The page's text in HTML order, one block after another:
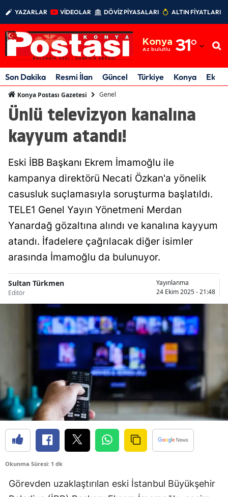
YAZARLAR VİDEOLAR DÖVİZ PİYASALARI ALTIN FİYATLARI
Konya
Az bulutlu 31°
Adıyaman
Afyonkarahisar
Amasya
Artvin
Aydın
Bilecik
Bingöl
Bitlis
Bolu
Burdur
Bursa
Çanakkale
Çorum
Denizli
Diyarbakır
Elazığ
Son Dakika Resmi İlan Güncel Türkiye Konya
Konya Postası Gazetesi Genel
Ünlü televizyon kanalına
kayyum atandı!
Eski İBB Başkanı Ekrem İmamoğlu ile
kampanya direktörü Necati Özkan'a yönelik
casusluk suçlamasıyla soruşturma başlatıldı.
TELE1 Genel Yayın Yönetmeni Merdan
Yanardağ gözaltına alındı ve kanalına kayyum
atandı. İfadelere çağrılacak diğer isimler
arasında İmamoğlu da bulunuyor.
Sultan Türkmen
Editör
Yayınlanma
24 Ekim 2025 - 21:48
Okunma Süresi: 1 dk
Görevden uzaklaştırılan eski İstanbul Büyükşehir